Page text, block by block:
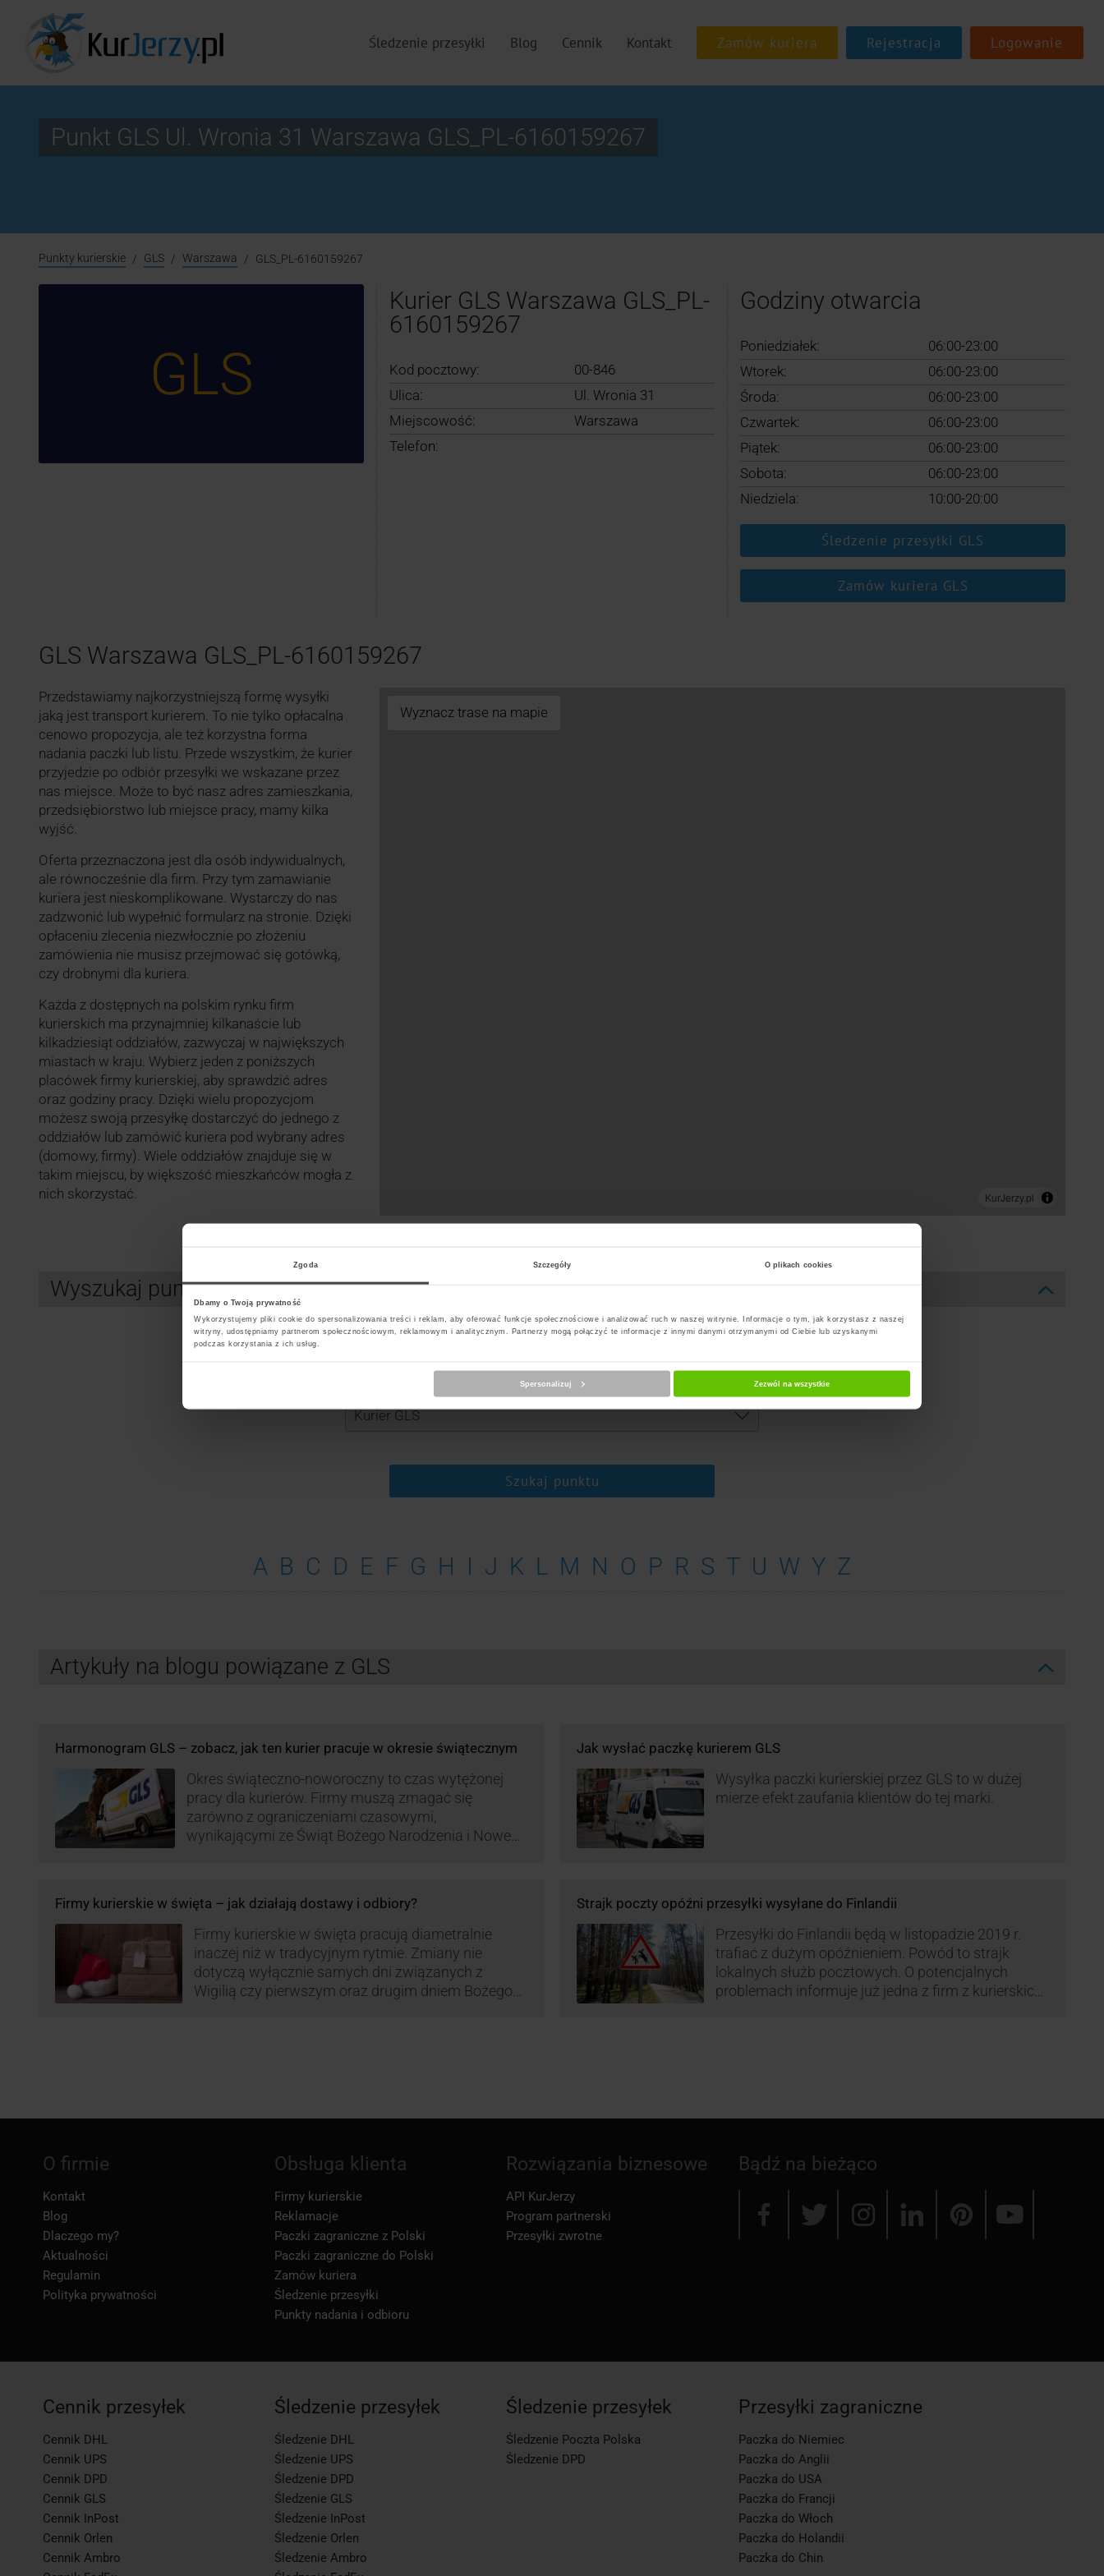
Zgoda Szczegóły O plikach cookies
Dbamy o Twoją prywatność
Wykorzystujemy pliki cookie do spersonalizowania treści i reklam, aby oferować funkcje społecznościowe i analizować ruch w naszej witrynie. Informacje o tym, jak korzystasz z naszej
witryny, udostępniamy partnerom społecznościowym, reklamowym i analitycznym. Partnerzy mogą połączyć te informacje z innymi danymi otrzymanymi od Ciebie lub uzyskanymi
podczas korzystania z ich usług.
Spersonalizuj Zezwól na wszystkie
Śledzenie przesyłki Blog Cennik Kontakt Rejestracja Logowanie
Punkt GLS Ul. Wronia 31 Warszawa GLS_PL-6160159267
Punkty kurierskie GLS Warszawa GLS_PL-6160159267
GLS
Kurier GLS Warszawa GLS_PL-
6160159267
Kod pocztowy:
00-846
Ulica:
Ul. Wronia 31
Miejscowość:
Warszawa
Telefon:
Godziny otwarcia
Poniedziałek:
06:00-23:00
Wtorek:
06:00-23:00
Środa:
06:00-23:00
Czwartek:
06:00-23:00
Piątek:
06:00-23:00
Sobota:
06:00-23:00
Niedziela:
10:00-20:00
Śledzenie przesyłki GLS
Zamów kuriera GLS
GLS Warszawa GLS_PL-6160159267
Przedstawiamy najkorzystniejszą formę wysyłki
jaką jest transport kurierem. To nie tylko opłacalna
cenowo propozycja, ale też korzystna forma
nadania paczki lub listu. Przede wszystkim, że kurier
przyjedzie po odbiór przesyłki we wskazane przez
nas miejsce. Może to być nasz adres zamieszkania,
przedsiębiorstwo lub miejsce pracy, mamy kilka
wyjść.
Oferta przeznaczona jest dla osób indywidualnych,
ale równocześnie dla firm. Przy tym zamawianie
kuriera jest nieskomplikowane. Wystarczy do nas
zadzwonić lub wypełnić formularz na stronie. Dzięki
opłaceniu zlecenia niezwłocznie po złożeniu
zamówienia nie musisz przejmować się gotówką,
czy drobnymi dla kuriera.
Każda z dostępnych na polskim rynku firm
kurierskich ma przynajmniej kilkanaście lub
kilkadziesiąt oddziałów, zazwyczaj w największych
miastach w kraju. Wybierz jeden z poniższych
placówek firmy kurierskiej, aby sprawdzić adres
oraz godziny pracy. Dzięki wielu propozycjom
możesz swoją przesyłkę dostarczyć do jednego z
oddziałów lub zamówić kuriera pod wybrany adres
(domowy, firmy). Wiele oddziałów znajduje się w
takim miejscu, by większość mieszkańców mogła z
nich skorzystać.
Wyznacz trase na mapie
Wyszukaj punkt kurierski GLS
Szukaj punktu
A B C D E F G H I J K L M N O P R S T U W Y Z
Artykuły na blogu powiązane z GLS
Harmonogram GLS – zobacz, jak ten kurier pracuje w okresie świątecznym
Okres świąteczno-noworoczny to czas wytężonej
pracy dla kurierów. Firmy muszą zmagać się
zarówno z ograniczeniami czasowymi,
wynikającymi ze Świąt Bożego Narodzenia i Nowego
GLS na czas świąteczny!
Jak wysłać paczkę kurierem GLS
Wysyłka paczki kurierskiej przez GLS to w dużej
mierze efekt zaufania klientów do tej marki.
Firmy kurierskie w święta – jak działają dostawy i odbiory?
Firmy kurierskie w święta pracują diametralnie
inaczej niż w tradycyjnym rytmie. Zmiany nie
dotyczą wyłącznie samych dni związanych z
Wigilią czy pierwszym oraz drugim dniem Bożego
Strajk poczty opóźni przesyłki wysyłane do Finlandii
Przesyłki do Finlandii będą w listopadzie 2019 r.
trafiać z dużym opóźnieniem. Powód to strajk
lokalnych służb pocztowych. O potencjalnych
problemach informuje już jedna z firm z kurierskich
Bądź na bieżąco
O firmie
Kontakt
Blog
Dlaczego my?
Aktualności
Regulamin
Polityka prywatności
Obsługa klienta
Firmy kurierskie
Reklamacje
Paczki zagraniczne z Polski
Paczki zagraniczne do Polski
Zamów kuriera
Śledzenie przesyłki
Punkty nadania i odbioru
Rozwiązania biznesowe
API KurJerzy
Program partnerski
Przesyłki zwrotne
Cennik przesyłek
Cennik DHL
Cennik UPS
Cennik DPD
Cennik GLS
Cennik InPost
Cennik Orlen
Cennik Ambro
Śledzenie przesyłek
Śledzenie DHL
Śledzenie UPS
Śledzenie DPD
Śledzenie GLS
Śledzenie InPost
Śledzenie Orlen
Śledzenie Ambro
Śledzenie przesyłek
Śledzenie Poczta Polska
Śledzenie DPD
Przesyłki zagraniczne
Paczka do Niemiec
Paczka do Anglii
Paczka do USA
Paczka do Francji
Paczka do Włoch
Paczka do Holandii
Paczka do Chin